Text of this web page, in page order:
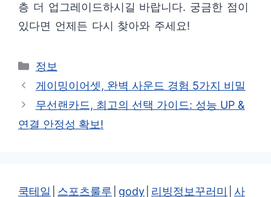
층 더 업그레이드하시길 바랍니다. 궁금한 점이
있다면 언제든 다시 찾아와 주세요!
카
테
리
정보
게이밍이어셋, 완벽 사운드 경험 5가지 비밀
무선랜카드, 최고의 선택 가이드: 성능 UP &
연결 안정성 확보!
쿡테일 스포츠룰루 gody 리빙정보꾸러미 사